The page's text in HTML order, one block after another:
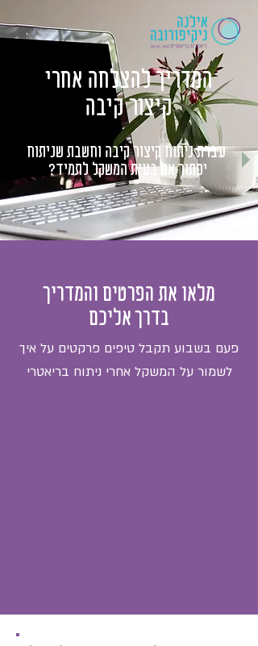
המדריך להצלחה אחרי
קיצור קיבה
עברת ניתוח קיצור קיבה וחשבת שניתוח
יפתור את בעית המשקל לתמיד?
מלאו את הפרטים והמדריך
בדרך אליכם
פעם בשבוע תקבל טיפים פרקטים על איך
לשמור על המשקל אחרי ניתוח בריאטרי